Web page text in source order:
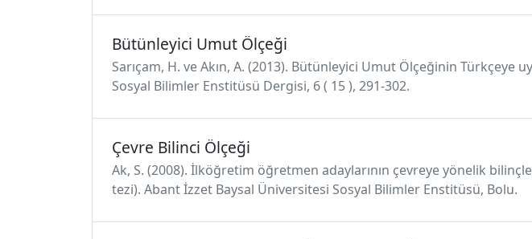
Bütünleyici Umut Ölçeği
Sarıçam, H. ve Akın, A. (2013). Bütünleyici Umut Ölçeğinin Türkçeye
Sosyal Bilimler Enstitüsü Dergisi, 6 ( 15 ), 291-302.
Çevre Bilinci Ölçeği
Ak, S. (2008). İlköğretim öğretmen adaylarının çevreye yönelik
tezi). Abant İzzet Baysal Üniversitesi Sosyal Bilimler Enstitüsü, Bolu.